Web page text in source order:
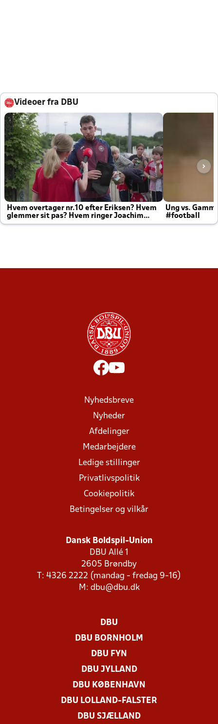
Videoer fra DBU
Hvem overtager nr.10 efter Eriksen? Hvem
glemmer sit pas? Hvem ringer Joachim
altid til efter kampe?
Ung vs.
#football
Nyhedsbreve
Nyheder
Afdelinger
Medarbejdere
Ledige stillinger
Privatlivspolitik
Cookiepolitik
Betingelser og vilkår
Dansk Boldspil-Union
DBU Allé 1
2605 Brøndby
T: 4326 2222 (mandag - fredag 9-16)
M: dbu@dbu.dk
DBU
DBU BORNHOLM
DBU FYN
DBU JYLLAND
DBU KØBENHAVN
DBU LOLLAND-FALSTER
DBU SJÆLLAND